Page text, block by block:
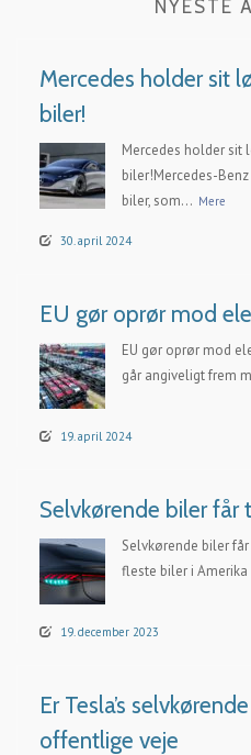
NYESTE
Mercedes holder sit
biler!
Mercedes holder sit
biler!Mercedes-
biler, som... Mere
30. april 2024
EU gør oprør mod
EU gør oprør mod
går angiveligt frem
19. april 2024
Selvkørende biler får
Selvkørende biler
fleste biler i
19. december 2023
Er Tesla’s
offentlige veje